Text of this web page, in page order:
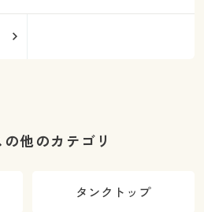
の他のカテゴリ
タンクトップ